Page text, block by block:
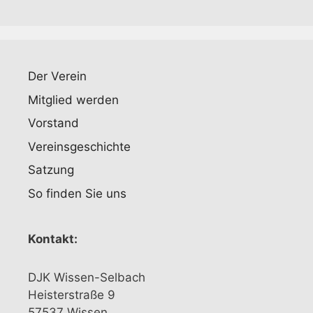
Der Verein
Mitglied werden
Vorstand
Vereinsgeschichte
Satzung
So finden Sie uns
Kontakt:
DJK Wissen-Selbach
Heisterstraße 9